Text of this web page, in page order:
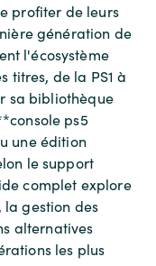
profiter de leurs
génération de
l'écosystème
titres, de la PS1 à
sa bibliothèque
ps5
une édition
le support
complet explore
la gestion des
alternatives
les plus